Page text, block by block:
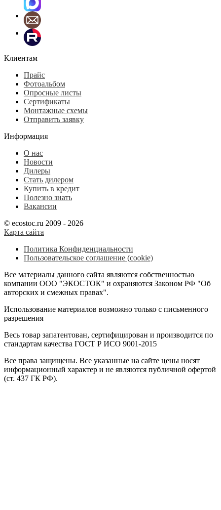
Клиентам
Прайс
Фотоальбом
Опросные листы
Сертификаты
Монтажные схемы
Отправить заявку
Информация
О нас
Новости
Дилеры
Стать дилером
Купить в кредит
Полезно знать
Вакансии
© ecostoc.ru 2009 - 2026
Карта сайта
Политика Конфиденциальности
Пользовательское соглашение (cookie)
Все материалы данного сайта являются собственностью
компании ООО "ЭКОСТОК" и охраняются Законом РФ "Об
авторских и смежных правах".
Использование материалов возможно только с письменного
разрешения
Весь товар запатентован, сертифицирован и производится по
стандартам качества ГОСТ Р ИСО 9001-2015
Все права защищены. Все указанные на сайте цены носят
информационный характер и не являются публичной офертой
(ст. 437 ГК РФ).